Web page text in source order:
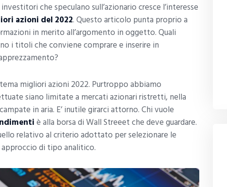
che speculano sull’azionario cresce l’interesse
azioni del 2022. Questo articolo punta proprio a
in merito all’argomento in oggetto. Quali
i titoli che conviene comprare e inserire in
migliori azioni 2022. Purtroppo abbiamo
siano limitate a mercati azionari ristretti, nella
in aria. E’ inutile girarci attorno. Chi vuole
è alla borsa di Wall Streeet che deve guardare.
relativo al criterio adottato per selezionare le
di tipo analitico.